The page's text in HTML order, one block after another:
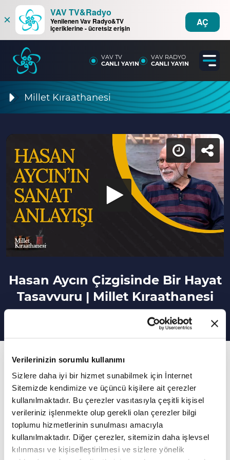
Verilerinizin sorumlu kullanımı
Sizlere daha iyi bir hizmet sunabilmek için İnternet
Sitemizde kendimize ve üçüncü kişilere ait çerezler
kullanılmaktadır. Bu çerezler vasıtasıyla çeşitli kişisel
verileriniz işlenmekte olup gerekli olan çerezler bilgi
toplumu hizmetlerinin sunulması amacıyla
kullanılmaktadır. Diğer çerezler, sitemizin daha işlevsel
kılınması ve kişiselleştirilmesi ve sizlere yönelik
×
VAV TV&Radyo
Yenilenen Vav Radyo&TV
içeriklerine - ücretsiz erişin
AÇ
VAV TV
CANLI YAYIN
VAV RADYO
CANLI YAYIN
Millet Kıraathanesi
Hasan Aycın Çizgisinde Bir Hayat
Tasavvuru | Millet Kıraathanesi
209. Bölüm
Hasan Aycın'ın çizgilerindeki mesuliyet bilinci
Millet Kıraathanesi'ne bu hafta Çizer Hasan
Aycın konuk oldu.
Millet Kıraathanesi Mustafa Akar'ın sunumu
İbrahim Altay'ın katkılarıyla yeni bölümüyle